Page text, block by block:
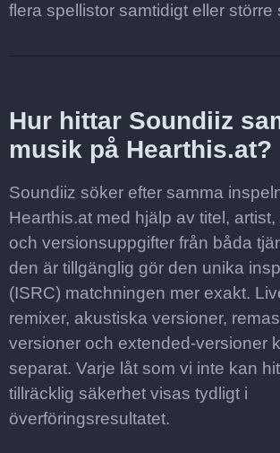
flera spellistor samtidigt eller större
Hur hittar Soundiiz
musik på Hearthis.at?
Soundiiz söker efter samma
Hearthis.at med hjälp av titel,
och versionsuppgifter från båda
den är tillgänglig gör den unika
(ISRC) matchningen mer exakt.
remixer, akustiska versioner,
versioner och extended-versioner
separat. Varje låt som vi inte kan
tillräcklig säkerhet visas tydligt i
överföringsresultatet.